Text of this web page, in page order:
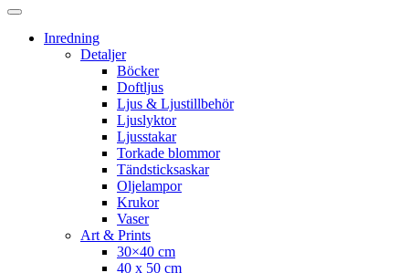
Inredning
Detaljer
Böcker
Doftljus
Ljus & Ljustillbehör
Ljuslyktor
Ljusstakar
Torkade blommor
Tändsticksaskar
Oljelampor
Krukor
Vaser
Art & Prints
30×40 cm
40 x 50 cm